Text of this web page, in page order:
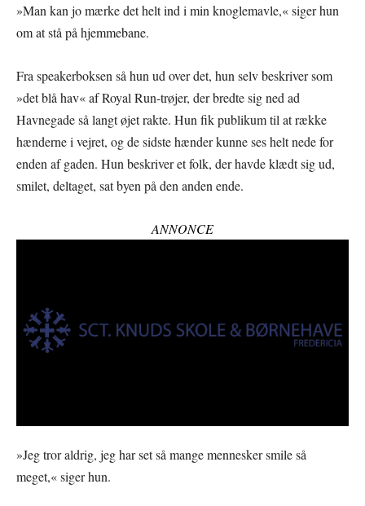
»Man kan jo mærke det helt ind i min knoglemavle,« siger hun
om at stå på hjemmebane.
Fra speakerboksen så hun ud over det, hun selv beskriver som
»det blå hav« af Royal Run-trøjer, der bredte sig ned ad
Havnegade så langt øjet rakte. Hun fik publikum til at række
hænderne i vejret, og de sidste hænder kunne ses helt nede for
enden af gaden. Hun beskriver et folk, der havde klædt sig ud,
smilet, deltaget, sat byen på den anden ende.
ANNONCE
»Jeg tror aldrig, jeg har set så mange mennesker smile så
meget,« siger hun.